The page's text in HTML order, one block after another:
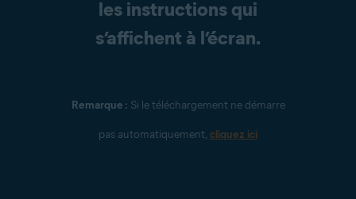
les instructions qui
s’affichent à l’écran.
Remarque : Si le téléchargement ne démarre
pas automatiquement, cliquez ici